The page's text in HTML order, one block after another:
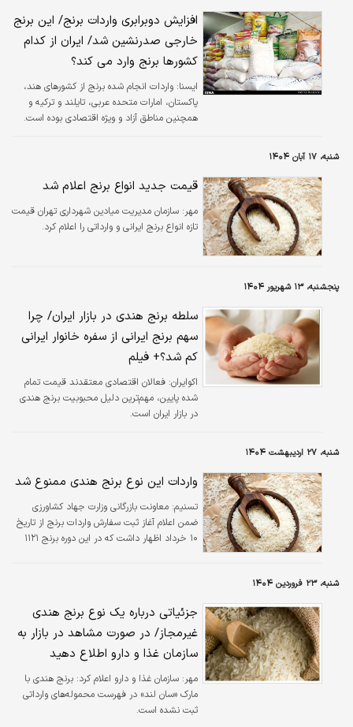
افزایش دوبرابری واردات برنج/ این برنج
خارجی صدرنشین شد/ ایران از کدام
کشورها برنج وارد می کند؟
ایسنا: واردات انجام شده برنج از کشورهای هند،
پاکستان، امارات متحده عربی، تایلند و ترکیه و
همچنین مناطق آزاد و ویژه اقتصادی بوده است.
شنبه، ۱۷ آبان ۱۴۰۴
قیمت جدید انواع برنج اعلام شد
مهر: سازمان مدیریت میادین شهرداری تهران قیمت
تازه انواع برنج ایرانی و وارداتی را اعلام کرد.
پنجشنبه، ۱۳ شهریور ۱۴۰۴
سلطه برنج هندی در بازار ایران/ چرا
سهم برنج ایرانی از سفره خانوار ایرانی
کم شد؟+ فیلم
اکوایران: فعالان اقتصادی معتقدند قیمت تمام
شده پایین، مهم‌ترین دلیل محبوبیت برنج هندی
در بازار ایران است.
شنبه، ۲۷ اردیبهشت ۱۴۰۴
واردات این نوع برنج هندی ممنوع شد
تسنیم: معاونت بازرگانی وزارت جهاد کشاورزی
ضمن اعلام آغاز ثبت سفارش واردات برنج از تاریخ
۱۰ خرداد اظهار داشت که در این دوره برنج ۱۱۲۱
شنبه، ۲۳ فروردین ۱۴۰۴
جزئیاتی درباره یک نوع برنج هندی
غیرمجاز/ در صورت مشاهد در بازار به
سازمان غذا و دارو اطلاع دهید
مهر: سازمان غذا و دارو اعلام کرد: برنج هندی با
مارک «سان لند» در فهرست محموله‌های وارداتی
ثبت نشده است.